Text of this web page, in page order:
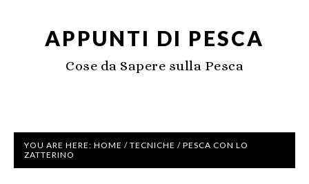
APPUNTI DI PESCA
Cose da Sapere sulla Pesca
YOU ARE HERE: HOME / TECNICHE / PESCA CON LO
ZATTERINO